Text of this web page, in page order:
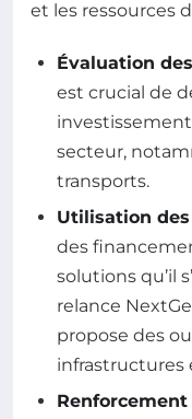
et les ressources
Évaluation
est crucial de
secteur,
transports.
Utilisation
des
solutions qu’il
relance
propose des
infrastructures